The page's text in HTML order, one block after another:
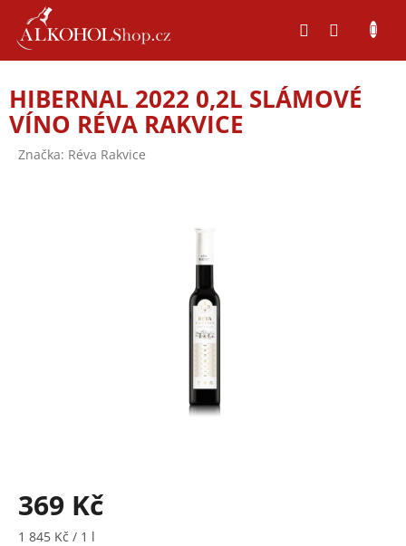
obsah
HIBERNAL 2022 0,2L SLÁMOVÉ
VÍNO RÉVA RAKVICE
Značka: Réva Rakvice
369 Kč
Měrná
1 845 Kč / 1 l